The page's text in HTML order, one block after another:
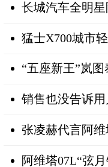
长城汽车全明
猛士X700城市
“五座新王”岚图
销售也没告诉用
张凌赫代言阿维
阿维塔07L“弦